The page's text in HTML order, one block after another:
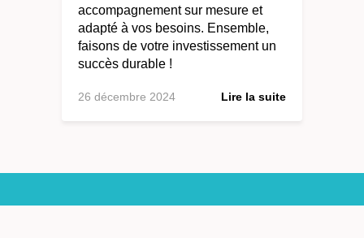
accompagnement sur mesure et
adapté à vos besoins. Ensemble,
faisons de votre investissement un
succès durable !
26 décembre 2024 Lire la suite